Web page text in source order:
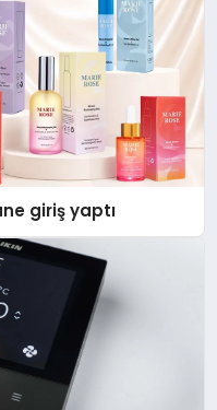
giriş yaptı